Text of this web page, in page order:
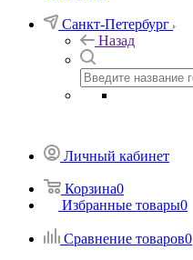
Санкт-Петербург
Назад
Личный кабинет
Корзина0
Избранные товары0
Сравнение товаров0